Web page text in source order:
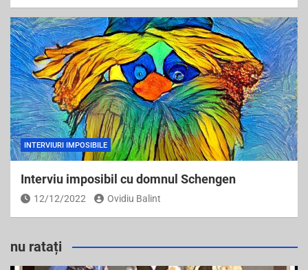
INTERVIURI IMPOSIBILE
Interviu imposibil cu domnul Schengen
12/12/2022 Ovidiu Balint
nu ratați